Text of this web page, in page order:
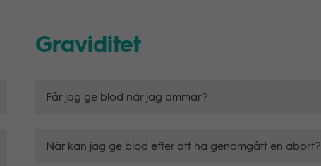
Graviditet
Får jag ge blod när jag ammar?
När kan jag ge blod efter att ha genomgått en abort?